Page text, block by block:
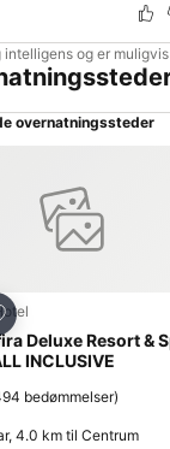
og er
overnatningssteder
til favoritter
Deluxe Resort &
INCLUSIVE
bedømmelser)
4.0 km til Centrum